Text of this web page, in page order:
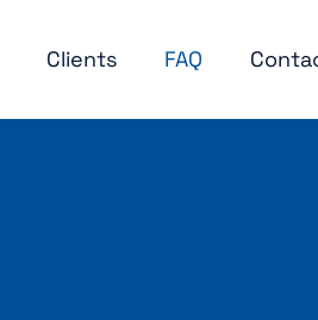
Clients FAQ